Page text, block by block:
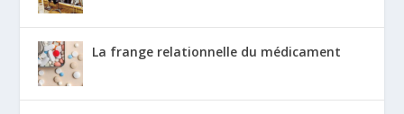
La frange relationnelle du médicament